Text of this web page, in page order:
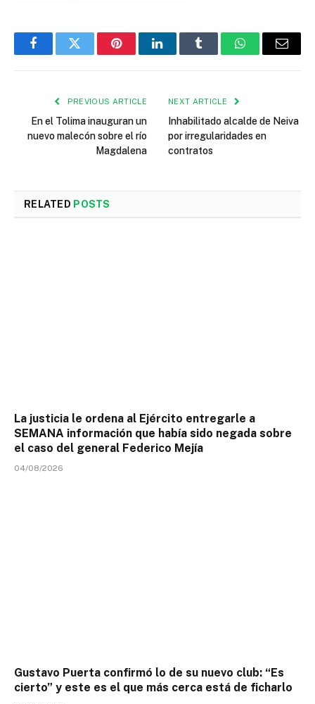
FacebookTwitter PinterestLinkedInTumblr WhatsAppEmail
PREVIOUS ARTICLE
En el Tolima inauguran un
nuevo malecón sobre el río
Magdalena
NEXT ARTICLE
Inhabilitado alcalde de Neiva
por irregularidades en
contratos
RELATED POSTS
La justicia le ordena al Ejército entregarle a
SEMANA información que había sido negada sobre
el caso del general Federico Mejía
04/08/2026
Gustavo Puerta confirmó lo de su nuevo club: “Es
cierto” y este es el que más cerca está de ficharlo